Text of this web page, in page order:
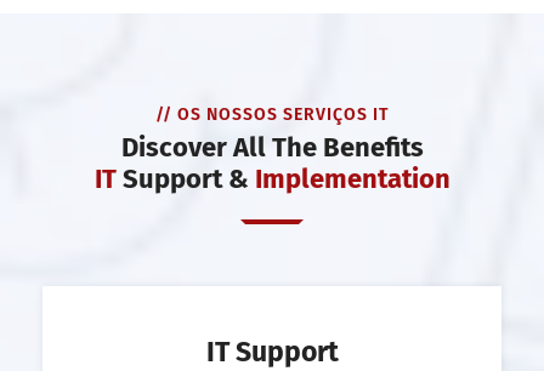
// OS NOSSOS SERVIÇOS IT
Discover All The Benefits
ITSupport & Implementation
IT Support